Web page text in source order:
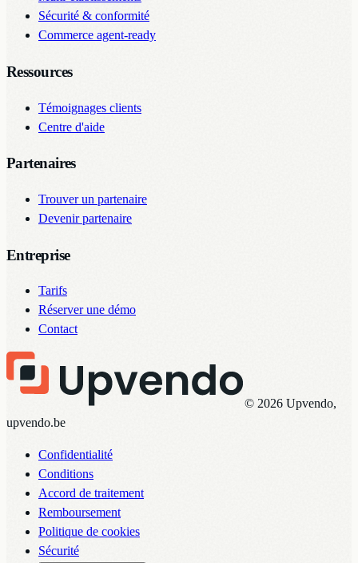
Sécurité & conformité
Commerce agent-ready
Ressources
Témoignages clients
Centre d'aide
Partenaires
Trouver un partenaire
Devenir partenaire
Entreprise
Tarifs
Réserver une démo
Contact
© 2026 Upvendo,
upvendo.be
Confidentialité
Conditions
Accord de traitement
Remboursement
Politique de cookies
Sécurité